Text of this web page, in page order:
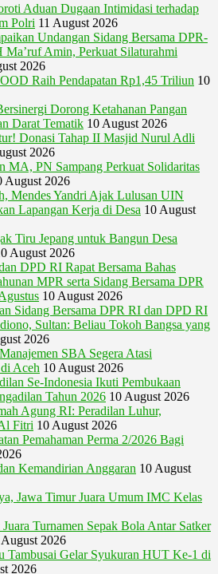
Aduan Dugaan Intimidasi terhadap
Polri 11 August 2026
Undangan Sidang Bersama DPR-
Amin, Perkuat Silaturahmi
2026
Raih Pendapatan Rp1,45 Triliun 10
Dorong Ketahanan Pangan
Darat Tematik 10 August 2026
Donasi Tahap II Masjid Nurul Adli
2026
MA, PN Sampang Perkuat Solidaritas
August 2026
Mendes Yandri Ajak Lulusan UIN
Lapangan Kerja di Desa 10 August
Tiru Jepang untuk Bangun Desa
August 2026
DPD RI Rapat Bersama Bahas
MPR serta Sidang Bersama DPR
10 August 2026
Sidang Bersama DPR RI dan DPD RI
Sultan: Beliau Tokoh Bangsa yang
2026
SBA Segera Atasi
Aceh 10 August 2026
Se-Indonesia Ikuti Pembukaan
Tahun 2026 10 August 2026
Agung RI: Peradilan Luhur,
Fitri 10 August 2026
Pemahaman Perma 2/2026 Bagi
Kemandirian Anggaran 10 August
Jawa Timur Juara Umum IMC Kelas
Turnamen Sepak Bola Antar Satker
2026
Tambusai Gelar Syukuran HUT Ke-1 di
2026